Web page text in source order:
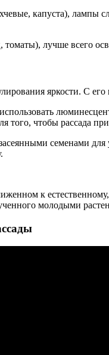
капуста), лампы
лучше всего
яркости. С
того, чтобы рассада
семенами
к
молодыми